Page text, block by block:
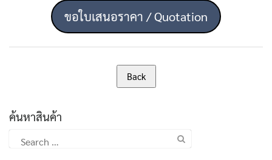
ขอใบเสนอราคา / Quotation
ค้นหาสินค้า
for: